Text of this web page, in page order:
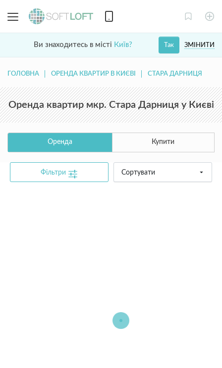
Ви знаходитесь в місті Київ? ЗМІНИТИ
Так
ГОЛОВНА ОРЕНДА КВАРТИР В КИЄВІ СТАРА ДАРНИЦЯ
Оренда квартир мкр. Стара Дарниця у Києві
Оренда Купити
Фільтри Сортувати